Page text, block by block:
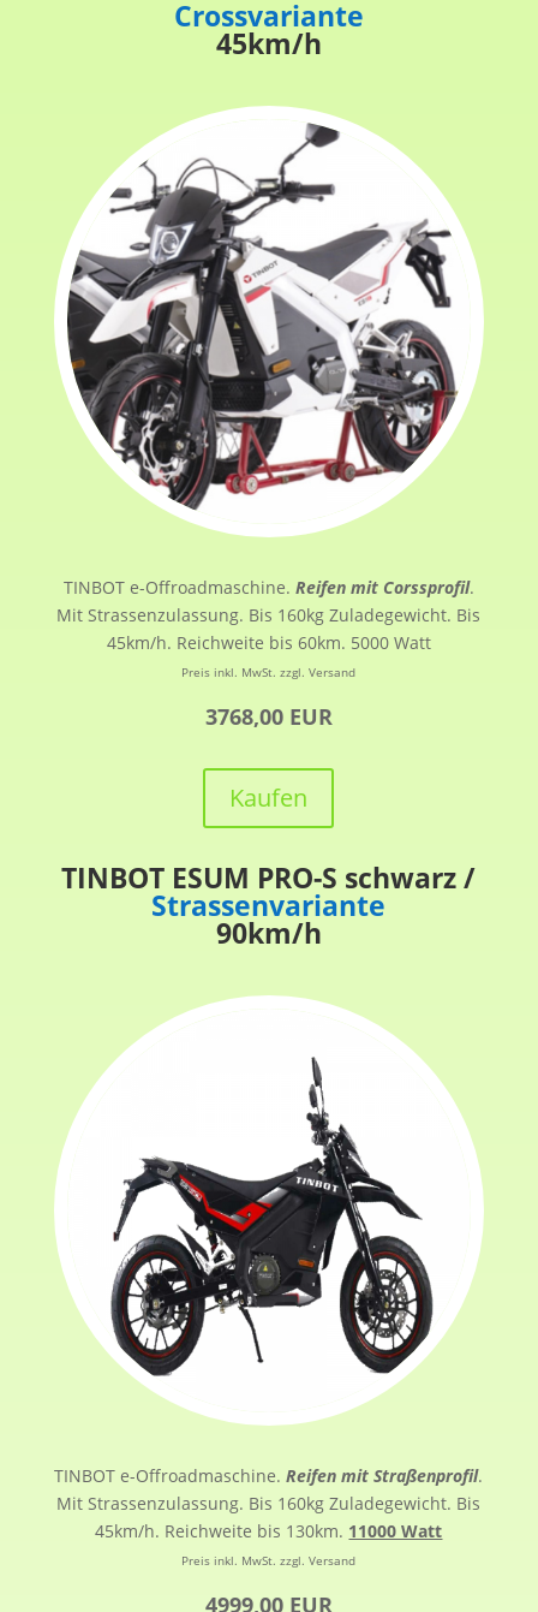
Crossvariante
45km/h
TINBOT e-Offroadmaschine. Reifen mit Corssprofil.
Mit Strassenzulassung. Bis 160kg Zuladegewicht. Bis
45km/h. Reichweite bis 60km. 5000 Watt
Preis inkl. MwSt. zzgl. Versand
3768,00 EUR
Kaufen
TINBOT ESUM PRO-S schwarz /
Strassenvariante
90km/h
TINBOT e-Offroadmaschine.Reifen mit Straßenprofil.
Mit Strassenzulassung. Bis 160kg Zuladegewicht. Bis
45km/h. Reichweite bis 130km. 11000 Watt
Preis inkl. MwSt. zzgl. Versand
4999,00 EUR